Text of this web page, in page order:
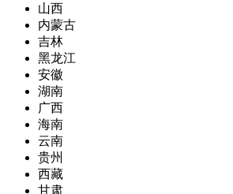
山西
内蒙古
吉林
黑龙江
安徽
湖南
广西
海南
云南
贵州
西藏
甘肃